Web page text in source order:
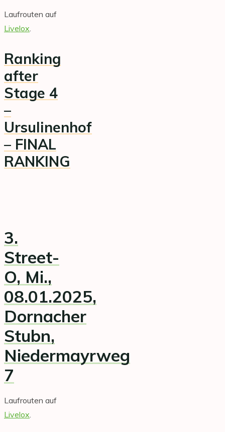
Laufrouten auf
Livelox.
Ranking
after
Stage 4
–
Ursulinenhof
– FINAL
RANKING
3.
Street-
O, Mi.,
08.01.2025,
Dornacher
Stubn,
Niedermayrweg
7
Laufrouten auf
Livelox